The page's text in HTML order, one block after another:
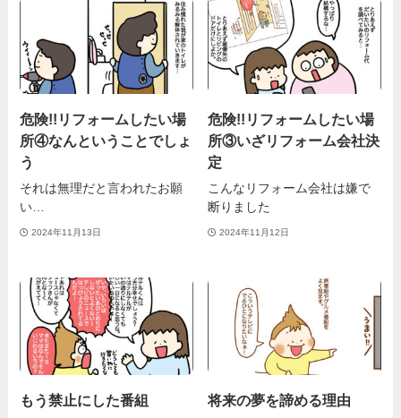
危険!!リフォームしたい場
所④なんということでしょ
う
それは無理だと言われたお願
い…
2024年11月13日
危険!!リフォームしたい場
所③いざリフォーム会社決
定
こんなリフォーム会社は嫌で
断りました
2024年11月12日
もう禁止にした番組 将来の夢を諦める理由